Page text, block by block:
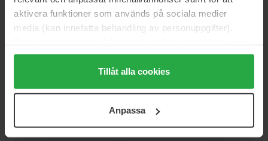
aktivera funktioner som används på sociala medier
media (kan innefatta behandling av personuppgifter).
Genom att trycka på "Tillåt alla cookies" accepterar du
alla cookies, medan du under "Detaljer" kan anpassa
användningen av cookies. Du kan när som helst återkalla
samt vår Integritetspolicy.
Tillåt alla cookies
Anpassa
L'Occitane en
Provence
L'Oréal Paris
Larsson Lange
Laura Biagiotti